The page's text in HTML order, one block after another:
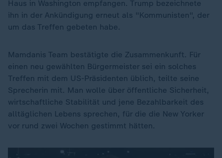
Haus in Washington empfangen. Trump bezeichnete
ihn in der Ankündigung erneut als "Kommunisten", der
um das Treffen gebeten habe.
Mamdanis Team bestätigte die Zusammenkunft. Für
einen neu gewählten Bürgermeister sei ein solches
Treffen mit dem US-Präsidenten üblich, teilte seine
Sprecherin mit. Man wolle über öffentliche Sicherheit,
wirtschaftliche Stabilität und jene Bezahlbarkeit des
alltäglichen Lebens sprechen, für die die New Yorker
vor rund zwei Wochen gestimmt hätten.